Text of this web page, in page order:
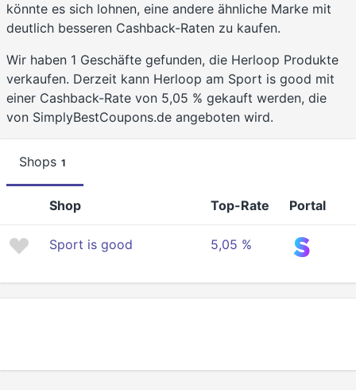
könnte es sich lohnen, eine andere ähnliche Marke mit
deutlich besseren Cashback-Raten zu kaufen.
Wir haben 1 Geschäfte gefunden, die Herloop Produkte
verkaufen. Derzeit kann Herloop am Sport is good mit
einer Cashback-Rate von 5,05 % gekauft werden, die
von SimplyBestCoupons.de angeboten wird.
Shops 1
Shop Top-Rate Portal
Sport is good 5,05 %